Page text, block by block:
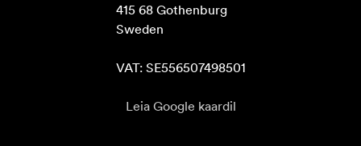
415 68 Gothenburg
Sweden
VAT: SE556507498501
Leia Google kaardil